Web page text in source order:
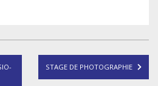
STAGE DE PHOTOGRAPHIE